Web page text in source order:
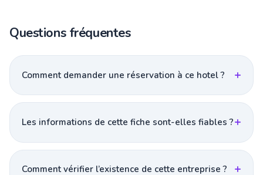
Questions fréquentes
Comment demander une réservation à ce hotel ?
Les informations de cette fiche sont-elles fiables ?
Comment vérifier l’existence de cette entreprise ?